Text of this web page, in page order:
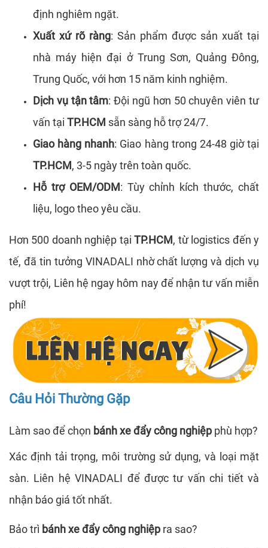
định nghiêm ngặt.
Xuất xứ rõ ràng: Sản phẩm được sản xuất tại
nhà máy hiện đại ở Trung Sơn, Quảng Đông,
Trung Quốc, với hơn 15 năm kinh nghiệm.
Dịch vụ tận tâm: Đội ngũ hơn 50 chuyên viên tư
vấn tại TP.HCM sẵn sàng hỗ trợ 24/7.
Giao hàng nhanh: Giao hàng trong 24-48 giờ tại
TP.HCM, 3-5 ngày trên toàn quốc.
Hỗ trợ OEM/ODM: Tùy chỉnh kích thước, chất
liệu, logo theo yêu cầu.
Hơn 500 doanh nghiệp tạiTP.HCM, từ logistics đến y
tế, đã tin tưởng VINADALI nhờ chất lượng và dịch vụ
vượt trội, Liên hệ ngay hôm nay để nhận tư vấn miễn
phí!
Câu Hỏi Thường Gặp
Làm sao để chọn bánh xe đẩy công nghiệp phù hợp?
Xác định tải trọng, môi trường sử dụng, và loại mặt
sàn. Liên hệ VINADALI để được tư vấn chi tiết và
nhận báo giá tốt nhất.
Bảo trì bánh xe đẩy công nghiệp ra sao?